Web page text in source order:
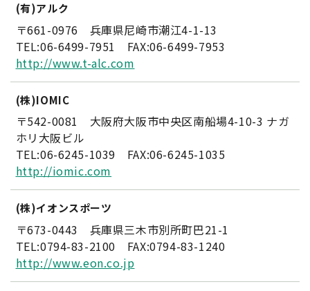
(有)アルク
〒661-0976 兵庫県尼崎市潮江4-1-13
TEL:06-6499-7951 FAX:06-6499-7953
http://www.t-alc.com
(株)IOMIC
〒542-0081 大阪府大阪市中央区南船場4-10-3 ナガ
ホリ大阪ビル
TEL:06-6245-1039 FAX:06-6245-1035
http://iomic.com
(株)イオンスポーツ
〒673-0443 兵庫県三木市別所町巴21-1
TEL:0794-83-2100 FAX:0794-83-1240
http://www.eon.co.jp